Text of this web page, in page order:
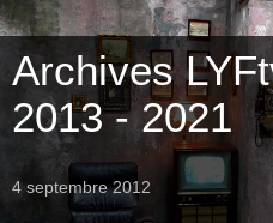
Archives
2013 - 2021
4 septembre 2012